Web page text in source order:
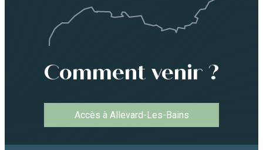
Comment venir ?
Accès à Allevard-Les-Bains